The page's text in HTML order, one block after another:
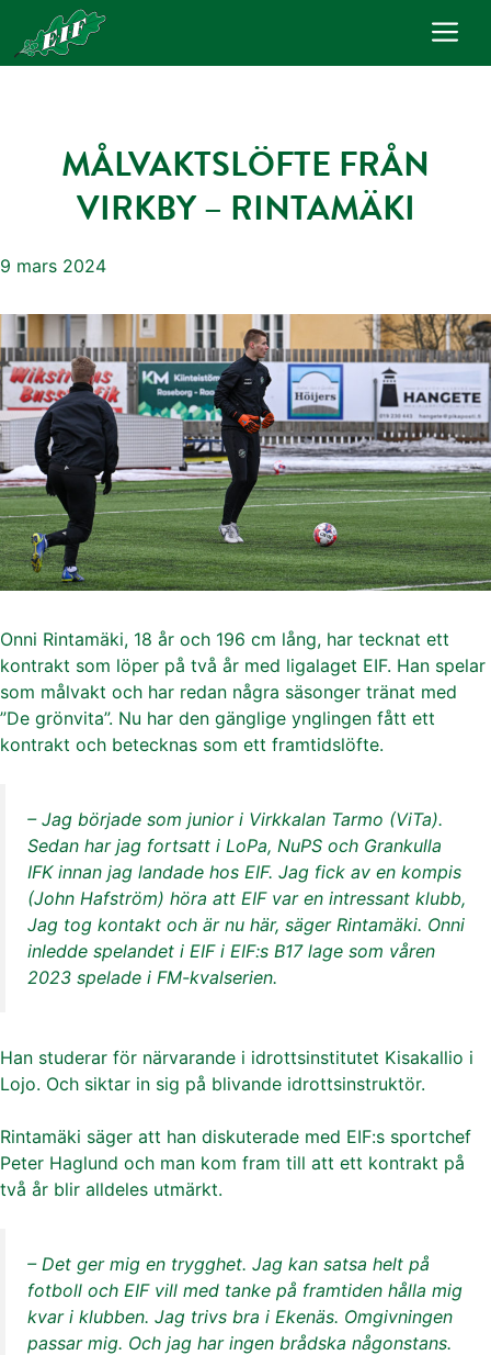
innehåll
MÅLVAKTSLÖFTE FRÅN
VIRKBY – RINTAMÄKI
9 mars 2024
Onni Rintamäki, 18 år och 196 cm lång, har tecknat ett
kontrakt som löper på två år med ligalaget EIF. Han spelar
som målvakt och har redan några säsonger tränat med
”De grönvita”. Nu har den gänglige ynglingen fått ett
kontrakt och betecknas som ett framtidslöfte.
– Jag började som junior i Virkkalan Tarmo (ViTa).
Sedan har jag fortsatt i LoPa, NuPS och Grankulla
IFK innan jag landade hos EIF. Jag fick av en kompis
(John Hafström) höra att EIF var en intressant klubb,
Jag tog kontakt och är nu här, säger Rintamäki. Onni
inledde spelandet i EIF i EIF:s B17 lage som våren
2023 spelade i FM-kvalserien.
Han studerar för närvarande i idrottsinstitutet Kisakallio i
Lojo. Och siktar in sig på blivande idrottsinstruktör.
Rintamäki säger att han diskuterade med EIF:s sportchef
Peter Haglund och man kom fram till att ett kontrakt på
två år blir alldeles utmärkt.
– Det ger mig en trygghet. Jag kan satsa helt på
fotboll och EIF vill med tanke på framtiden hålla mig
kvar i klubben. Jag trivs bra i Ekenäs. Omgivningen
passar mig. Och jag har ingen brådska någonstans.